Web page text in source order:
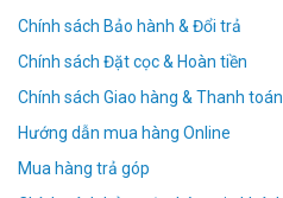
Chính sách Bảo hành & Đổi trả
Chính sách Đặt cọc & Hoàn tiền
Chính sách Giao hàng & Thanh toán
Hướng dẫn mua hàng Online
Mua hàng trả góp